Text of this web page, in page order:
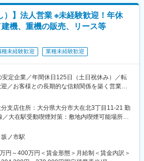
お客様よりお声掛けをいただることが多いで
社で取り扱いのある建築資材を用いていただ
、売り上げを伸ばしていきます。
理解し、顧客の求めている完成イメージへの
す。
する企業数は10社～20社を予定しております
っており、業界知識のない方への育成環境も
心くださいませ！
ンス◎
休暇、有給休暇の計画的付与、事務所労働環
当を含めた表記です。
）】法人営業 ※未経験歓迎！年休
機、重機の販売、リース等
種未経験歓迎 業種未経験歓迎
安定企業／年間休日125日（土日祝休み）／転
／お客様との長期的な信頼関係を築く営業～
ンタル・リースおよび関連サービスの提案営
。営業エリアは大分県内を中心に担当します。
・レンタル・リース提案
スの受注
分支店住所：大分県大分市大在北3丁目11-21 勤
／大在駅受動喫煙対策：敷地内喫煙可能場所あ
ノ市駅
円～400万円＜賃金形態＞月給制＜賃金内訳＞